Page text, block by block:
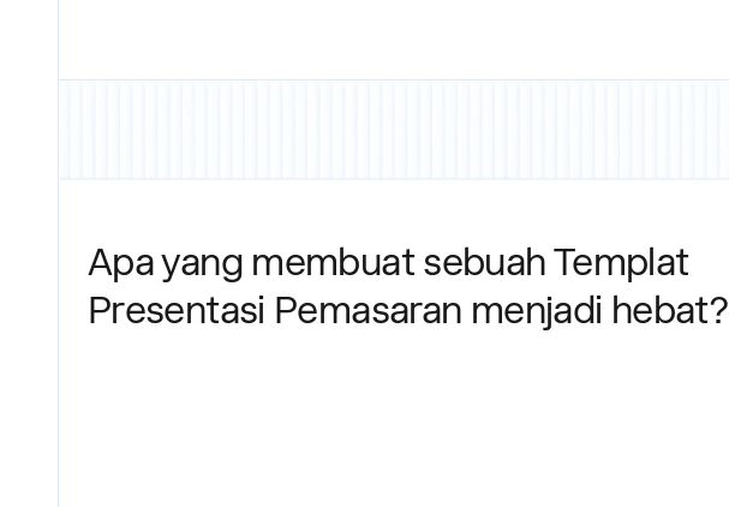
Apa yang membuat sebuah Templat
Presentasi Pemasaran menjadi hebat?